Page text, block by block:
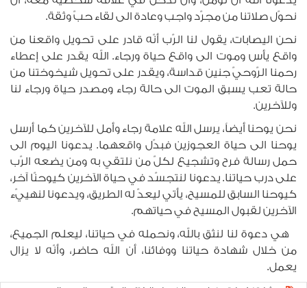
نحوّل صلاتنا من مجرّد واجب وعادة الى لقاء حبّ وثقة.
نحن اليصابات، يقول لنا الرّب أنّه قادر على تحويل واقعنا من
واقع يأس وموت الى واقع حياة ورجاء. الله يقدر على إعطاء
رحمنا الرّوحيّ جنين قداسة، ويقدر على تحويل شيخوختنا من
حالة تعب يسبق الموت الى حالة رجاء ومصدر حياة ورجاء لنا
وللآخرين.
نحن يوحنا أيضاً، يرسل الله علامة رجاء وأمل للآخرين كما أرسل
يوحنا الى حياة العجوزين فبدّل واقعهما. يدعونا اليوم الى
حمل رسالة فرح وتشجيع لكلّ من نلتقي به ومن يضعه الرّب
على درب حياتنا. يدعونا لنتجسّد في حياة الآخرين كيوحنّا آخر،
كيوحنا السابق للمسيح، يأتي ليعدّ له الطريق، ويدعونا لنهييّء
الآخرين لقبول المسيح في حياتهم.
هي دعوة لنا لنثق بالله، ونحمله في حياتنا، ليعلم الجميع،
من خلال شهادة حياتنا ووفائنا، أن الله حاضر، وأنّه لا يزال
يعمل.